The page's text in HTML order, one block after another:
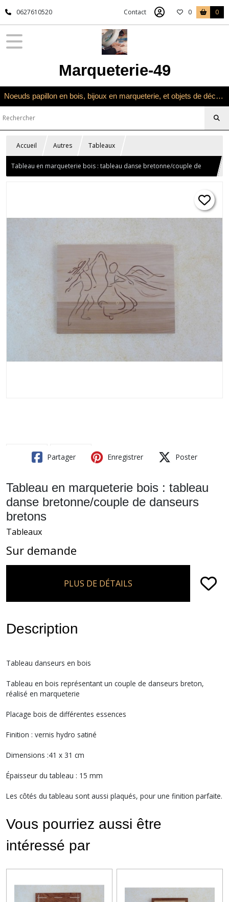
0627610520 Contact 0 0
Marqueterie-49
Noeuds papillon en bois, bijoux en marqueterie, et objets de décoration en marqueterie bois
Accueil Autres Tableaux
Tableau en marqueterie bois : tableau danse bretonne/couple de
Partager Enregistrer Poster
Tableau en marqueterie bois : tableau
danse bretonne/couple de danseurs
bretons
Tableaux
Sur demande
PLUS DE DÉTAILS
Description
Tableau danseurs en bois
Tableau en bois représentant un couple de danseurs breton,
réalisé en marqueterie
Placage bois de différentes essences
Finition : vernis hydro satiné
Dimensions :41 x 31 cm
Épaisseur du tableau : 15 mm
Les côtés du tableau sont aussi plaqués, pour une finition parfaite.
Vous pourriez aussi être
intéressé par